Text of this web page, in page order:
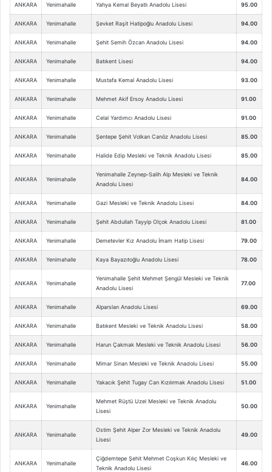
ANKARA Yenimahalle Yahya Kemal Beyatlı Anadolu Lisesi 95.00
ANKARA Yenimahalle Şevket Raşit Hatipoğlu Anadolu Lisesi 94.00
ANKARA Yenimahalle Şehit Semih Özcan Anadolu Lisesi 94.00
ANKARA Yenimahalle Batıkent Lisesi 94.00
ANKARA Yenimahalle Mustafa Kemal Anadolu Lisesi 93.00
ANKARA Yenimahalle Mehmet Akif Ersoy Anadolu Lisesi 91.00
ANKARA Yenimahalle Celal Yardımcı Anadolu Lisesi 91.00
ANKARA Yenimahalle Şentepe Şehit Volkan Canöz Anadolu Lisesi 85.00
ANKARA Yenimahalle Halide Edip Mesleki ve Teknik Anadolu Lisesi 85.00
ANKARA Yenimahalle
Yenimahalle Zeynep-Salih Alp Mesleki ve Teknik
Anadolu Lisesi
84.00
ANKARA Yenimahalle Gazi Mesleki ve Teknik Anadolu Lisesi 84.00
ANKARA Yenimahalle Şehit Abdullah Tayyip Olçok Anadolu Lisesi 81.00
ANKARA Yenimahalle Demetevler Kız Anadolu İmam Hatip Lisesi 79.00
ANKARA Yenimahalle Kaya Bayazıtoğlu Anadolu Lisesi 78.00
ANKARA Yenimahalle
Yenimahalle Şehit Mehmet Şengül Mesleki ve Teknik
Anadolu Lisesi
77.00
ANKARA Yenimahalle Alparslan Anadolu Lisesi 69.00
ANKARA Yenimahalle Batıkent Mesleki ve Teknik Anadolu Lisesi 58.00
ANKARA Yenimahalle Harun Çakmak Mesleki ve Teknik Anadolu Lisesi 56.00
ANKARA Yenimahalle Mimar Sinan Mesleki ve Teknik Anadolu Lisesi 55.00
ANKARA Yenimahalle Yakacık Şehit Tugay Can Kızılırmak Anadolu Lisesi 51.00
ANKARA Yenimahalle
Mehmet Rüştü Uzel Mesleki ve Teknik Anadolu
Lisesi
50.00
ANKARA Yenimahalle
Ostim Şehit Alper Zor Mesleki ve Teknik Anadolu
Lisesi
49.00
ANKARA Yenimahalle
Çiğdemtepe Şehit Mehmet Coşkun Kılıç Mesleki ve
Teknik Anadolu Lisesi
46.00